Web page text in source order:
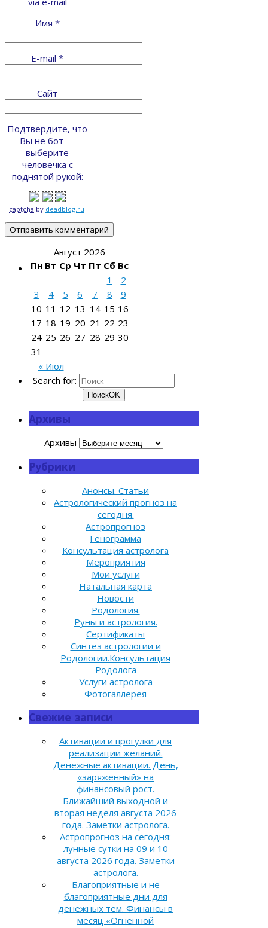
Имя *
E-mail *
Сайт
Подтвердите, что
Вы не бот —
выберите
человечка с
поднятой рукой:
captcha by deadblog.ru
Август 2026
Пн Вт Ср Чт Пт Сб Вс
« Июл
1
2
3
4 5 6 7 8
9
10 11 12 13 14 15 16
17 18 19 20 21 22 23
24 25 26 27 28 29 30
31
Search for:
ПоискOK
Архивы
Архивы
Рубрики
Анонсы. Статьи
Астрологический прогноз на
сегодня.
Астропрогноз
Генограмма
Консультация астролога
Мероприятия
Мои услуги
Натальная карта
Новости
Родология.
Руны и астрология.
Сертификаты
Синтез астрологии и
Родологии.Консультация
Родолога
Услуги астролога
Фотогаллерея
Свежие записи
Активации и прогулки для
реализации желаний.
Денежные активации. День,
«заряженный» на
финансовый рост.
Ближайший выходной и
вторая неделя августа 2026
года. Заметки астролога.
Астропрогноз на сегодня:
лунные сутки на 09 и 10
августа 2026 года. Заметки
астролога.
Благоприятные и не
благоприятные дни для
денежных тем. Финансы в
месяц «Огненной